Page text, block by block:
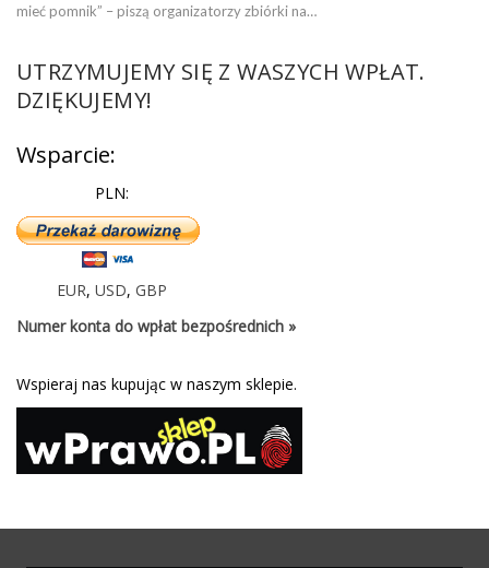
mieć pomnik” – piszą organizatorzy zbiórki na…
UTRZYMUJEMY SIĘ Z WASZYCH WPŁAT.
DZIĘKUJEMY!
Wsparcie:
PLN:
EUR, USD, GBP
Numer konta do wpłat bezpośrednich »
Wspieraj nas kupując w naszym sklepie.